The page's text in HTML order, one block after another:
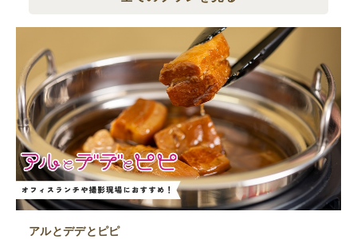
アルとデデとピピ